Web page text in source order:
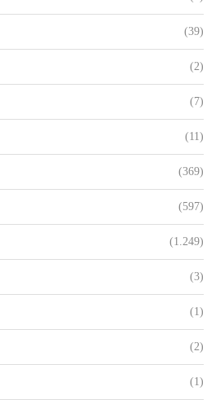
(39)
(2)
(7)
(11)
(369)
(597)
(1.249)
(3)
(1)
(2)
(1)